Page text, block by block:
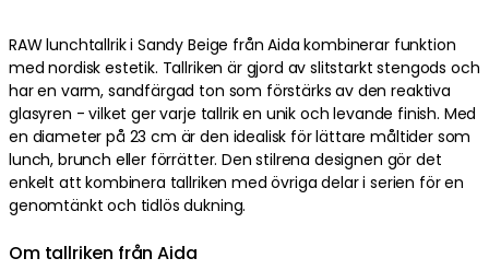
RAW lunchtallrik i Sandy Beige från Aida kombinerar funktion
med nordisk estetik. Tallriken är gjord av slitstarkt stengods och
har en varm, sandfärgad ton som förstärks av den reaktiva
glasyren - vilket ger varje tallrik en unik och levande finish. Med
en diameter på 23 cm är den idealisk för lättare måltider som
lunch, brunch eller förrätter. Den stilrena designen gör det
enkelt att kombinera tallriken med övriga delar i serien för en
genomtänkt och tidlös dukning.
Om tallriken från Aida